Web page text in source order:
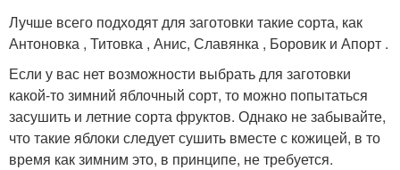
Лучше всего подходят для заготовки такие сорта, как
Антоновка , Титовка , Анис, Славянка , Боровик и Апорт .
Если у вас нет возможности выбрать для заготовки
какой-то зимний яблочный сорт, то можно попытаться
засушить и летние сорта фруктов. Однако не забывайте,
что такие яблоки следует сушить вместе с кожицей, в то
время как зимним это, в принципе, не требуется.